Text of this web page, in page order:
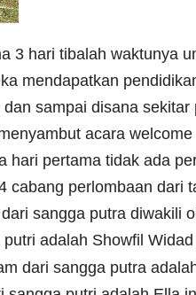
3 hari tibalah waktunya
mendapatkan
sampai disana
acara
pertama tidak ada
cabang perlombaan dari
sangga putra diwakili
adalah Showfil
dari sangga putra